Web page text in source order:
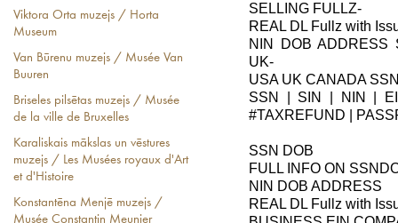
Viktora Orta muzejs / Horta
Museum
Van Būrenu muzejs / Musée Van
Buuren
Briseles pilsētas muzejs / Musée
de la ville de Bruxelles
Karaliskais mākslas un vēstures
muzejs / Les Musées royaux d'Art
et d'Histoire
Konstantēna Menjē muzejs /
Musée Constantin Meunier
SELLING FULLZ-
REAL DL Fullz with
NIN DOB ADDRESS
UK-
USA UK CANADA
SSN | SIN | NIN |
#TAXREFUND |
SSN DOB
FULL INFO ON
NIN DOB ADDRESS
REAL DL Fullz with